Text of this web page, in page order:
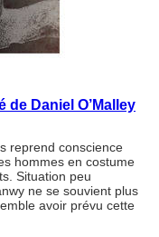
Daniel O’Malley
reprend conscience
hommes en costume
Situation peu
ne se souvient plus
avoir prévu cette